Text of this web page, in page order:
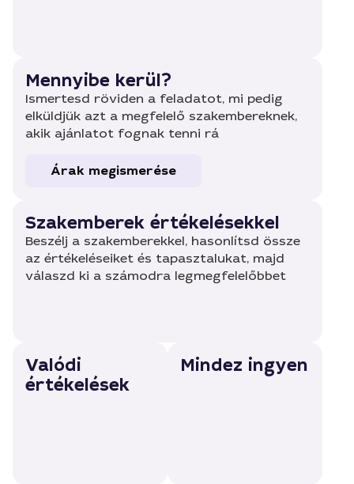
Mennyibe kerül?
Ismertesd röviden a feladatot, mi pedig
elküldjük azt a megfelelő szakembereknek,
akik ajánlatot fognak tenni rá
Árak megismerése
Szakemberek értékelésekkel
Beszélj a szakemberekkel, hasonlítsd össze
az értékeléseiket és tapasztalukat, majd
válaszd ki a számodra legmegfelelőbbet
Valódi
értékelések
Mindez ingyen